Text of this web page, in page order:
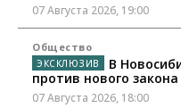
07 Августа 2026, 19:00
Общество
В
против нового
07 Августа 2026, 18:00